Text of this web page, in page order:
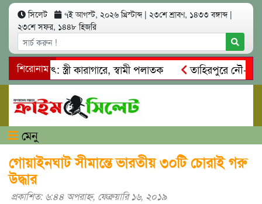
সিলেট ৭ই আগস্ট, ২০২৬ খ্রিস্টাব্দ | ২৩শে শ্রাবণ, ১৪৩৩ বঙ্গাব্দ |
২৩শে সফর, ১৪৪৮ হিজরি
শিরোনামস্ত্রী কারাগারে, স্বামী পলাতক
তাহিরপুরে নৌ-
মারধর
নগরীতে কোটি টাকার সম্পত্তি দখলের চেষ্টা:
মেনু
গোয়াইনঘাট সীমান্তে ভারতীয় ৩০টি চোরাই গরু
উদ্ধার
প্রকাশিত: ৬:৪৪ অপরাহ্ণ, ফেব্রুয়ারি ১৬, ২০১৯